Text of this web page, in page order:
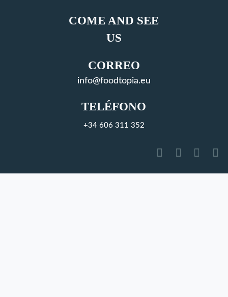
COME AND SEE
US
CORREO
info@foodtopia.eu
TELÉFONO
+34 606 311 352